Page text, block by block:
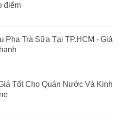
điểm
Pha Trà Sữa Tại TP.HCM - Giá
Tốt Cho Quán Nước Và Kinh